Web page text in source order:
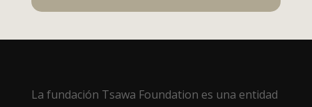
La fundación Tsawa Foundation es una entidad